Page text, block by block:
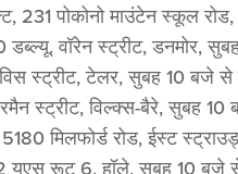
231 पोकोनो माउंटेन स्कूल
डब्ल्यू. वॉरेन स्ट्रीट, डनमोर,
स्ट्रीट, टेलर, सुबह 10 बजे
स्ट्रीट, विल्क्स-बैरे, सुबह
5180 मिलफोर्ड रोड, ईस्ट
यूएस रूट 6, हॉले, सुबह 10 बजे